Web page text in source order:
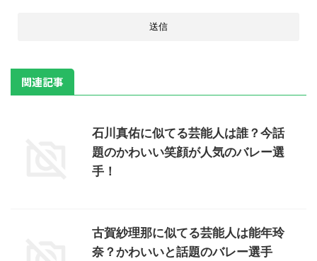
関連記事
石川真佑に似てる芸能人は誰？今話
題のかわいい笑顔が人気のバレー選
手！
古賀紗理那に似てる芸能人は能年玲
奈？かわいいと話題のバレー選手